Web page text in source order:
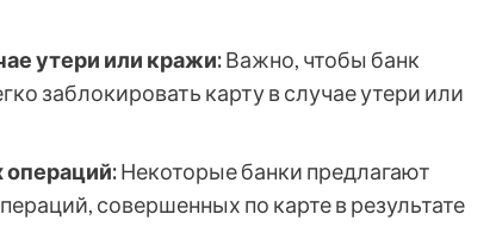
утери или кражи:Важно, чтобы банк
заблокировать карту в случае утери или
операций:Некоторые банки предлагают
совершенных по карте в результате